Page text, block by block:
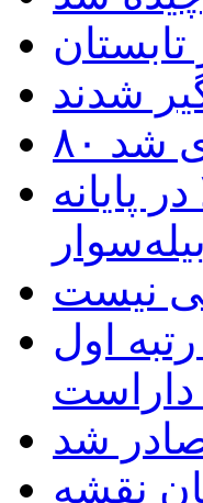
شدند
شد
پایانه
بیله‌سوار
نیست
اول
شد
نقشه